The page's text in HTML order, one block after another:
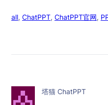
all, ChatPPT, ChatPPT官网,
塔猫 ChatPPT